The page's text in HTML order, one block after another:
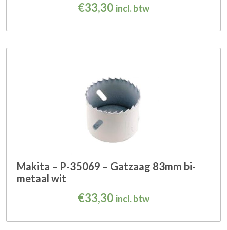
€33,30 incl. btw
Makita – P-35069 – Gatzaag 83mm bi-
metaal wit
€33,30 incl. btw